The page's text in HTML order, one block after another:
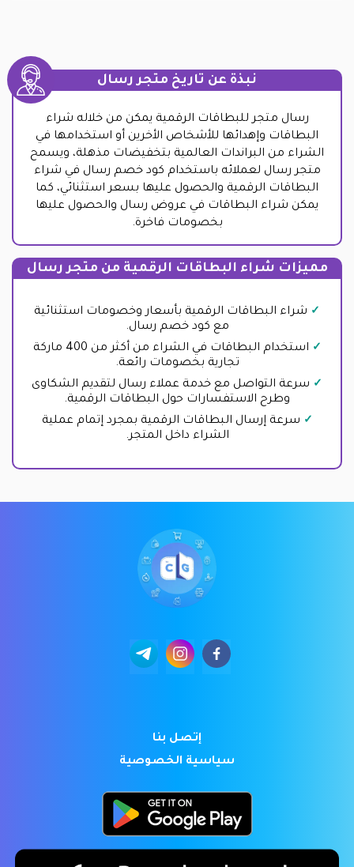
نبذة عن تاريخ متجر رسال
رسال متجر للبطاقات الرقمية يمكن من خلاله شراء
البطاقات وإهدائها للأشخاص الأخرين أو استخدامها في
الشراء من البراندات العالمية بتخفيضات مذهلة، ويسمح
متجر رسال لعملائه باستخدام كود خصم رسال في شراء
البطاقات الرقمية والحصول عليها بسعر استثنائي، كما
يمكن شراء البطاقات في عروض رسال والحصول عليها
بخصومات فاخرة.
مميزات شراء البطاقات الرقمية من متجر رسال
شراء البطاقات الرقمية بأسعار وخصومات استثنائية
مع كود خصم رسال.
استخدام البطاقات في الشراء من أكثر من 400 ماركة
تجارية بخصومات رائعة.
سرعة التواصل مع خدمة عملاء رسال لتقديم الشكاوى
وطرح الاستفسارات حول البطاقات الرقمية.
سرعة إرسال البطاقات الرقمية بمجرد إتمام عملية
الشراء داخل المتجر.
إتصل بنا
سياسية الخصوصية